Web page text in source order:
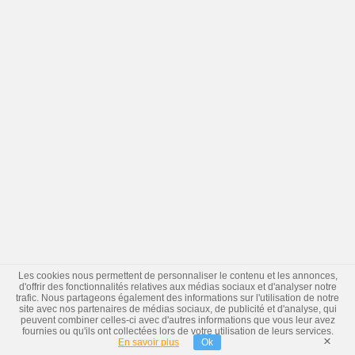
Les cookies nous permettent de personnaliser le contenu et les annonces,
d'offrir des fonctionnalités relatives aux médias sociaux et d'analyser notre
trafic. Nous partageons également des informations sur l'utilisation de notre
site avec nos partenaires de médias sociaux, de publicité et d'analyse, qui
peuvent combiner celles-ci avec d'autres informations que vous leur avez
fournies ou qu'ils ont collectées lors de votre utilisation de leurs services.
En savoir plus
Ok ×